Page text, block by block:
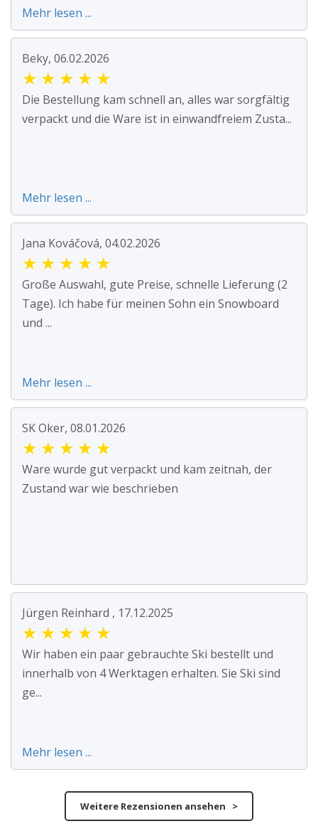
Mehr lesen ...
Beky, 06.02.2026
★ ★ ★ ★ ★
Die Bestellung kam schnell an, alles war sorgfältig
verpackt und die Ware ist in einwandfreiem Zusta...
Mehr lesen ...
Jana Kováčová, 04.02.2026
★ ★ ★ ★ ★
Große Auswahl, gute Preise, schnelle Lieferung (2
Tage). Ich habe für meinen Sohn ein Snowboard
und ...
Mehr lesen ...
SK Oker, 08.01.2026
★ ★ ★ ★ ★
Ware wurde gut verpackt und kam zeitnah, der
Zustand war wie beschrieben
Jürgen Reinhard , 17.12.2025
★ ★ ★ ★ ★
Wir haben ein paar gebrauchte Ski bestellt und
innerhalb von 4 Werktagen erhalten. Sie Ski sind
ge...
Mehr lesen ...
Weitere Rezensionen ansehen >